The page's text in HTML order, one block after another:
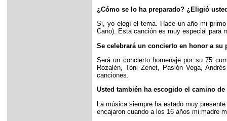
¿Cómo se lo ha preparado? ¿Eligió
Si, yo elegí el tema. Hace un año mi
Cano). Esta canción es muy especial para
Se celebrará un concierto en honor a su
Será un concierto homenaje por su 75
Rozalén, Toni Zenet, Pasión Vega,
canciones.
Usted también ha escogido el camino
La música siempre ha estado muy
encajaron cuando a los 16 años mi madre